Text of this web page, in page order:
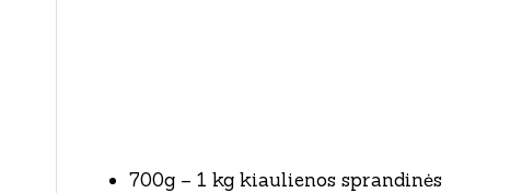
700g – 1 kg kiaulienos sprandinės